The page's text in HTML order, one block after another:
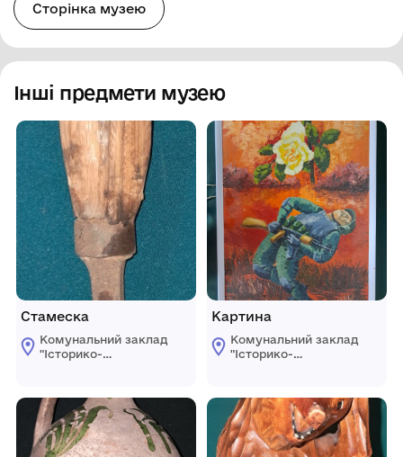
Сторінка музею
Інші предмети музею
Стамеска
Комунальний заклад
"Історико-
ради
Картина
Комунальний заклад
"Історико-
ради